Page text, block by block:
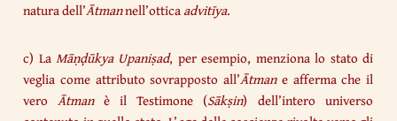
natura dell’Ātmannell’otticaadvitīya.
c) LaMāṇḑūkya Upaniṣad, per esempio, menziona lo stato di
veglia come attributo sovrapposto all’Ātmane afferma che il
veroĀtmanè il Testimone (Sākṣin) dell’intero universo